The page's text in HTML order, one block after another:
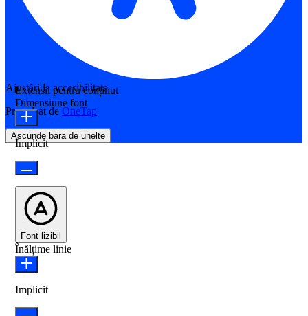
Ajustări la accesibilitate
Propulsat de OneTap
Ascunde bara de unelte
Extensii pentru conținut
Dimensiune font
Implicit
Font lizibil
Înălțime linie
Implicit